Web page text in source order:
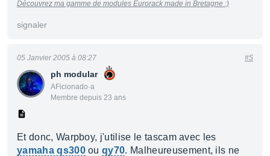
Découvrez ma gamme de modules Eurorack made in Bretagne :)
signaler
ph modular
AFicionado·a
Membre depuis 23 ans
05 Janvier 2005 à 08:27 #5
Et donc, Warpboy, j'utilise le tascam avec les
yamaha qs300ouqy70. Malheureusement, ils ne